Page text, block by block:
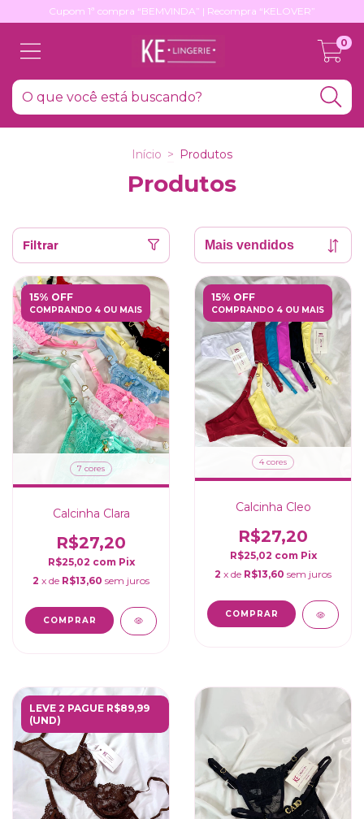
Cupom 1ª compra “BEMVINDA” | Recompra “KELOVER”
0
Início > Produtos
Produtos
Filtrar
15% OFF
COMPRANDO 4 OU MAIS
7 cores
Calcinha Clara
R$27,20
R$25,02 com Pix
2 x de R$13,60 sem juros
COMPRAR
15% OFF
COMPRANDO 4 OU MAIS
4 cores
Calcinha Cleo
R$27,20
R$25,02 com Pix
2 x de R$13,60 sem juros
COMPRAR
LEVE 2 PAGUE R$89,99
(UND)